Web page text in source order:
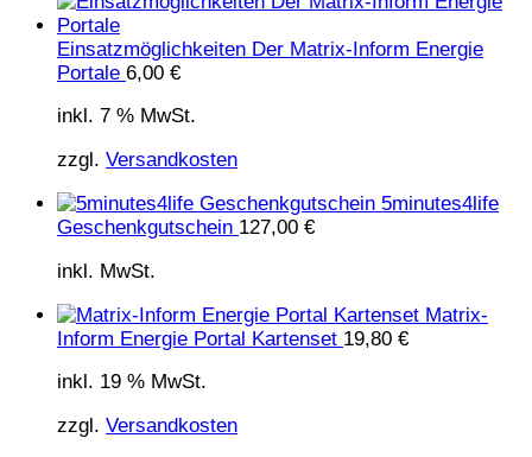
Einsatzmöglichkeiten Der Matrix-Inform Energie
Portale 6,00 €
inkl. 7 % MwSt.
zzgl. Versandkosten
5minutes4life
Geschenkgutschein 127,00 €
inkl. MwSt.
Matrix-
Inform Energie Portal Kartenset 19,80 €
inkl. 19 % MwSt.
zzgl. Versandkosten